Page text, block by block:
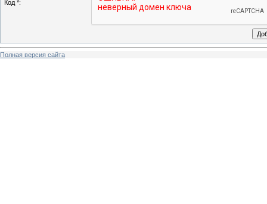
Код *:
Полная версия сайта